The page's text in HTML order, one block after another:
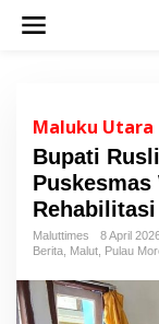
Maluku Utara
Bupati
Puskesmas
Maluttimes
8 April
Berita Malut Pulau